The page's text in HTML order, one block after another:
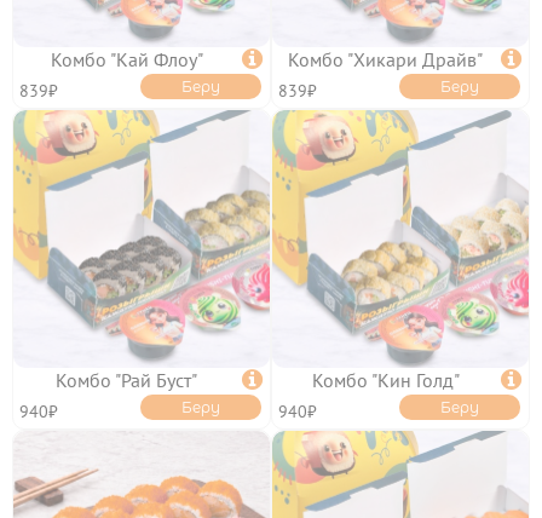
ОТЗЫВЫ
КОНТАКТЫ
ЛИЧНЫЙ КАБИНЕТ
АКЦИИ
ИНФОРМАЦИЯ 
УСЛОВИЯ ДОСТАВКИ
Комбо "Кай Флоу" 
839₽ Беру
Комбо "Хикари Драйв" 
839₽ Беру
Комбо "Рай Буст" 
940₽ Беру
Комбо "Кин Голд" 
940₽ Беру